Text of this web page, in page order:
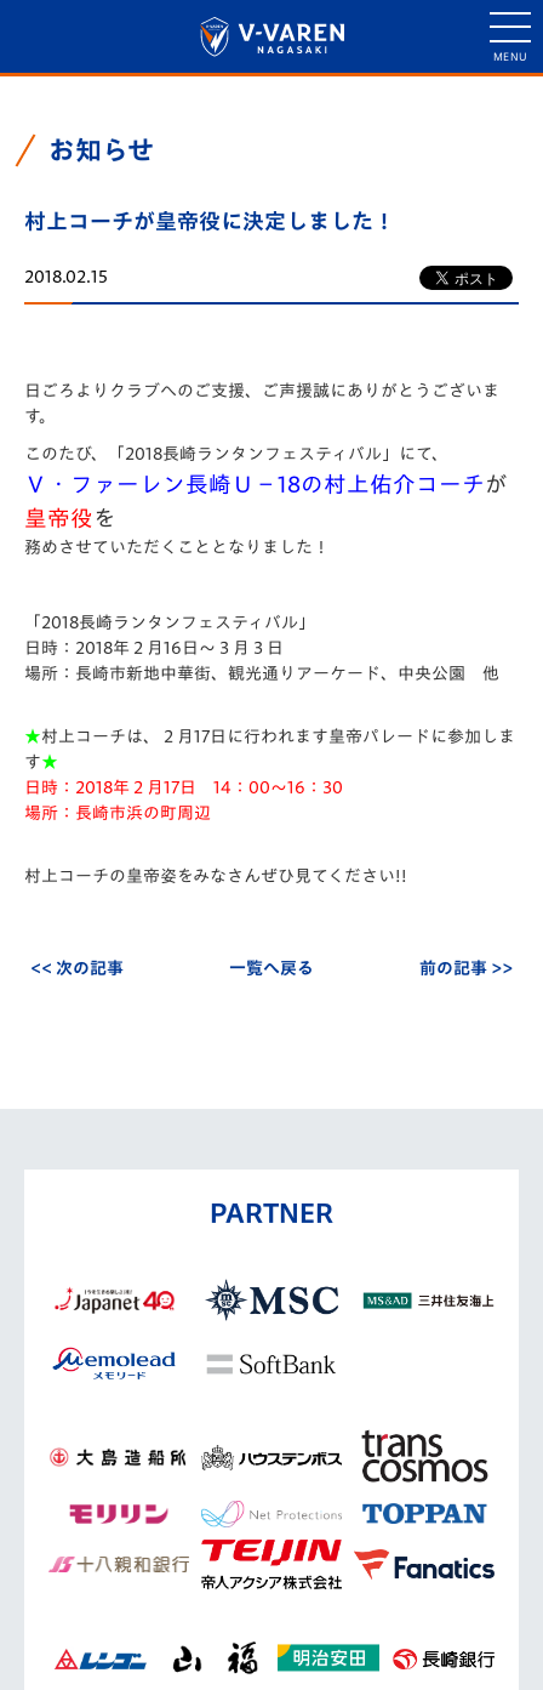
お知らせ
村上コーチが皇帝役に決定しました！
2018.02.15
日ごろよりクラブへのご支援、ご声援誠にありがとうございま
す。
このたび、「2018長崎ランタンフェスティバル」にて、
Ｖ・ファーレン長崎Ｕ－18の村上佑介コーチ が
皇帝役 を
務めさせていただくこととなりました！
「2018長崎ランタンフェスティバル」
日時：2018年２月16日～３月３日
場所：長崎市新地中華街、観光通りアーケード、中央公園 他
★村上コーチは、２月17日に行われます皇帝パレードに参加しま
す★
日時：2018年２月17日 14：00～16：30
場所：長崎市浜の町周辺
村上コーチの皇帝姿をみなさんぜひ見てください!!
<< 次の記事 一覧へ戻る 前の記事 >>
PARTNER